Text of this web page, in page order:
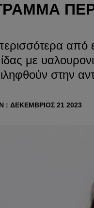
από
με
στην
: ΔΕΚΈΜΒΡΙΟΣ 21 2023